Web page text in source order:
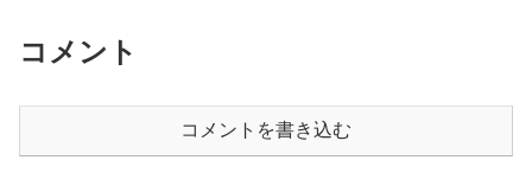
コメント
コメントを書き込む